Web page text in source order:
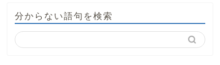
分からない語句を検索